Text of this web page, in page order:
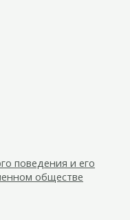
поведения и его
обществе